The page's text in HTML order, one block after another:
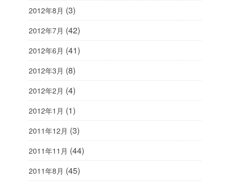
2012年8月 (3)
2012年7月 (42)
2012年6月 (41)
2012年3月 (8)
2012年2月 (4)
2012年1月 (1)
2011年12月 (3)
2011年11月 (44)
2011年8月 (45)